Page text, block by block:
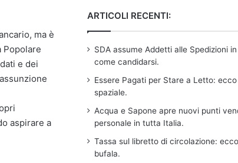
ma è
Popolare
e dei
aspirare a
ARTICOLI RECENTI:
SDA assume Addetti alle Spedizioni
come candidarsi.
Essere Pagati per Stare a Letto: ecco
spaziale.
Acqua e Sapone apre nuovi punti
personale in tutta Italia.
Tassa sul libretto di circolazione:
bufala.